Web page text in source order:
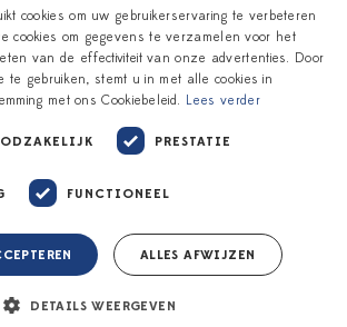
Workshops
Vacatures
Zakelijk
DUTCH
ENGLISH
cookies om uw gebruikerservaring te verbeteren
cookies om gegevens te verzamelen voor het
van de effectiviteit van onze advertenties. Door
te gebruiken, stemt u in met alle cookies in
met ons Cookiebeleid. Lees verder
PRESTATIE
FUNCTIONEEL
ALLES AFWIJZEN
DETAILS WEERGEVEN